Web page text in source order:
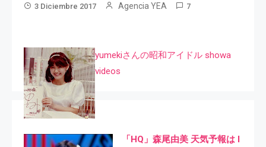
3 Diciembre 2017 Agencia YEA 7
yumekiさんの昭和アイドル showa
videos
「HQ」森尾由美 天気予報は I